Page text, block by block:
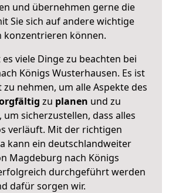
und übernehmen gerne die
Sie sich auf andere wichtige
konzentrieren können.
viele Dinge zu beachten bei
Königs Wusterhausen. Es ist
nehmen, um alle Aspekte des
zu planen und zu
, um sicherzustellen, dass alles
verläuft. Mit der richtigen
kann ein deutschlandweiter
Magdeburg nach Königs
durchgeführt werden
dafür sorgen wir.